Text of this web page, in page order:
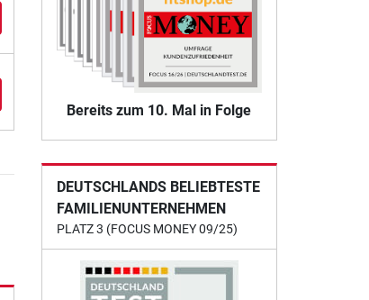
Bereits zum 10. Mal in Folge
DEUTSCHLANDS BELIEBTESTE
FAMILIENUNTERNEHMEN
PLATZ 3 (FOCUS MONEY 09/25)